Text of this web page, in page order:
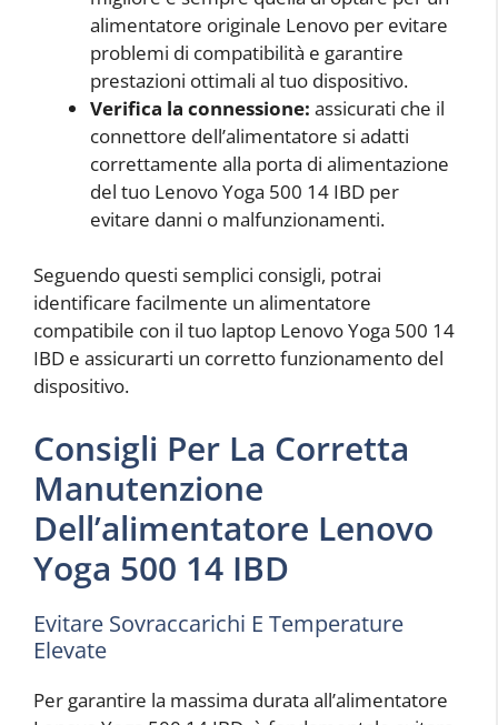
alimentatore originale Lenovo per evitare
problemi di compatibilità e garantire
prestazioni ottimali al tuo dispositivo.
Verifica la connessione: assicurati che il
connettore dell’alimentatore si adatti
correttamente alla porta di alimentazione
del tuo Lenovo Yoga 500 14 IBD per
evitare danni o malfunzionamenti.
Seguendo questi semplici consigli, potrai
identificare facilmente un alimentatore
compatibile con il tuo laptop Lenovo Yoga 500 14
IBD e assicurarti un corretto funzionamento del
dispositivo.
Consigli Per La Corretta
Manutenzione
Dell’alimentatore Lenovo
Yoga 500 14 IBD
Evitare Sovraccarichi E Temperature
Elevate
Per garantire la massima durata all’alimentatore